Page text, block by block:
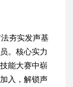
夯实发声基
。核心实力
能大赛中崭
入，解锁声